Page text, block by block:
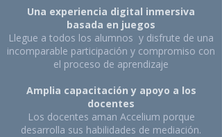
Una experiencia digital inmersiva
basada en juegos
Llegue a todos los alumnos y disfrute de una
incomparable participación y compromiso con
el proceso de aprendizaje
Amplia capacitación y apoyo a los
docentes
Los docentes aman Accelium porque
desarrolla sus habilidades de mediación.